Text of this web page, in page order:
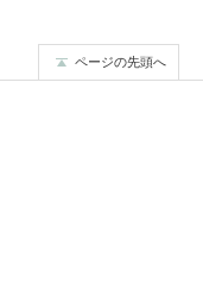
ページの先頭へ